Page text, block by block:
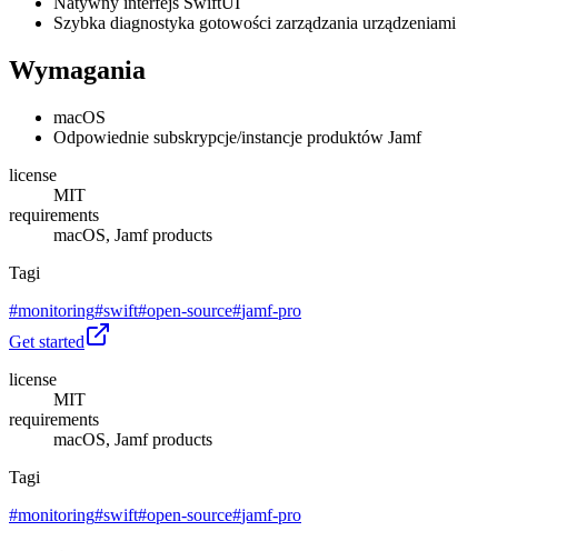
Szybka diagnostyka gotowości zarządzania urządzeniami
Wymagania
macOS
Odpowiednie subskrypcje/instancje produktów Jamf
license
MIT
requirements
macOS, Jamf products
Tagi
#monitoring#swift#open-source#jamf-pro
Get started
license
MIT
requirements
macOS, Jamf products
Tagi
#monitoring#swift#open-source#jamf-pro